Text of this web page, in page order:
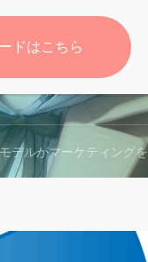
がマーケティングを変える
ドはこちら